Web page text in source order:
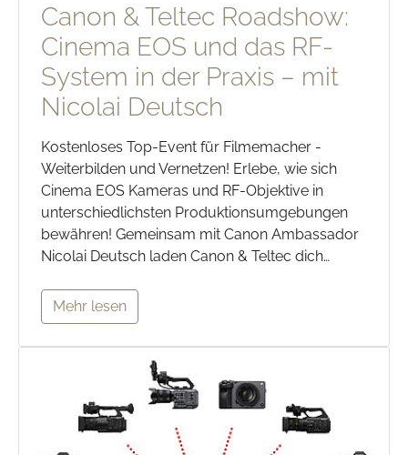
Canon & Teltec Roadshow:
Cinema EOS und das RF-
System in der Praxis – mit
Nicolai Deutsch
Kostenloses Top-Event für Filmemacher -
Weiterbilden und Vernetzen! Erlebe, wie sich
Cinema EOS Kameras und RF-Objektive in
unterschiedlichsten Produktionsumgebungen
bewähren! Gemeinsam mit Canon Ambassador
Nicolai Deutsch laden Canon & Teltec dich…
Mehr lesen